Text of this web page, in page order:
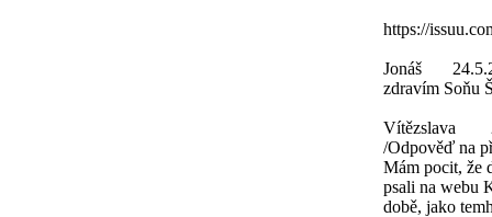
https://
Jonáš
zdravím Soňu
Vítězslava
/Odpověď na
Mám pocit, že
psali na webu
době, jako